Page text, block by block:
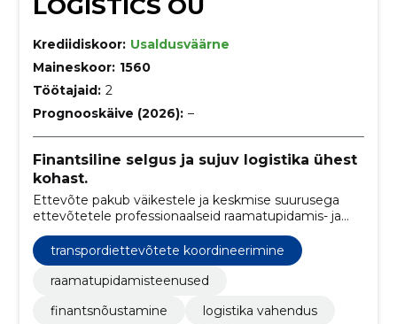
LOGISTICS OÜ
Krediidiskoor: Usaldusväärne
Maineskoor: 1560
Töötajaid: 2
Prognooskäive (2026): –
Finantsiline selgus ja sujuv logistika ühest
kohast.
Ettevõte pakub väikestele ja keskmise suurusega
ettevõtetele professionaalseid raamatupidamis- ja
logistikavahendusteenuseid. Eesmärk on tagada
klientidele selged finantsprotsessid ja sujuvad
logistikaühendused.
transpordiettevõtete koordineerimine
raamatupidamisteenused
finantsnõustamine
logistika vahendus